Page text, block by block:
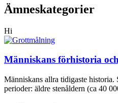
Ämneskategorier
Hi
Människans förhistoria
Människans allra tidigaste historia.
perioder: äldre stenåldern (ca 40